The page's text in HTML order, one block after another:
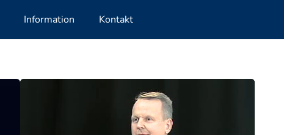
Information Kontakt